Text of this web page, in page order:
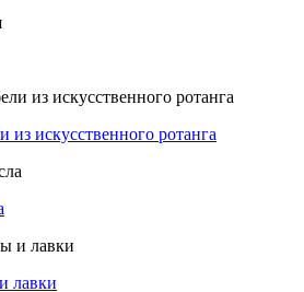
из искусственного ротанга
лавки